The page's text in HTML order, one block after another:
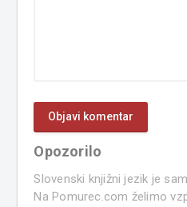
Opozorilo
Slovenski knjižni jezik je
Na Pomurec.com želimo